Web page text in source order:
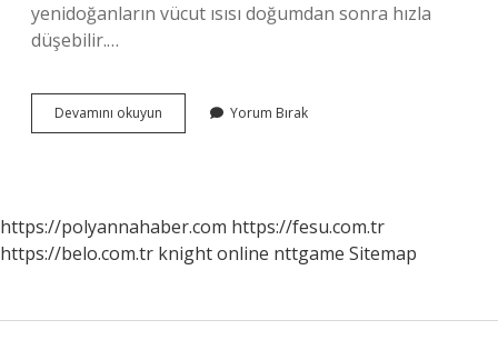
yenidoğanların vücut ısısı doğumdan sonra hızla
düşebilir.…
Devamını okuyun Yenidoğan
Kaç
Yorum Bırak
https://polyannahaber.com https://fesu.com.tr
https://belo.com.tr knight online nttgame Sitemap